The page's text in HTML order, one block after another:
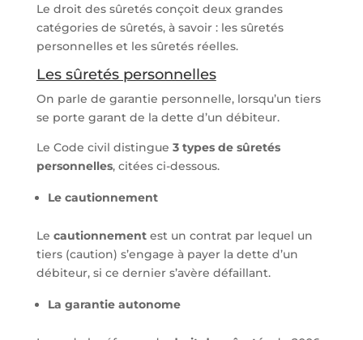
Le droit des sûretés conçoit deux grandes
catégories de sûretés, à savoir : les sûretés
personnelles et les sûretés réelles.
Les sûretés personnelles
On parle de garantie personnelle, lorsqu’un tiers
se porte garant de la dette d’un débiteur.
Le Code civil distingue 3 types de sûretés
personnelles, citées ci-dessous.
Le cautionnement
Le cautionnementest un contrat par lequel un
tiers (caution) s’engage à payer la dette d’un
débiteur, si ce dernier s’avère défaillant.
La garantie autonome